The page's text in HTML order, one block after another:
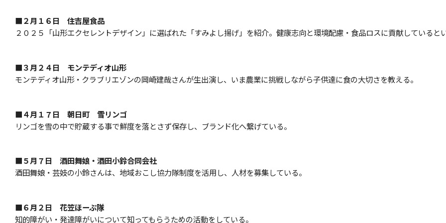
■２月１６日 住吉屋食品
２０２５「山形エクセレントデザイン」に選ばれた「すみよし揚げ」を紹介。健康志向と環境配慮・食品ロスに貢献していると
■３月２４日 モンテディオ山形
モンテディオ山形・クラブリエゾンの岡崎建哉さんが生出演し、いま農業に挑戦しながら子供達に食の大切さを教える。
■４月１７日
朝日町 雪リンゴ
リンゴを雪の中で貯蔵する事で鮮度を落とさず保存し、ブランド化へ繋げている。
■５月７日 酒田舞娘・酒田小鈴合同会社
酒田舞娘・芸妓の小鈴さんは、地域おこし協力隊制度を活用し、人材を募集している。
■６月２日 花笠ほーぷ隊
知的障がい・発達障がいについて知ってもらうための活動をしている。